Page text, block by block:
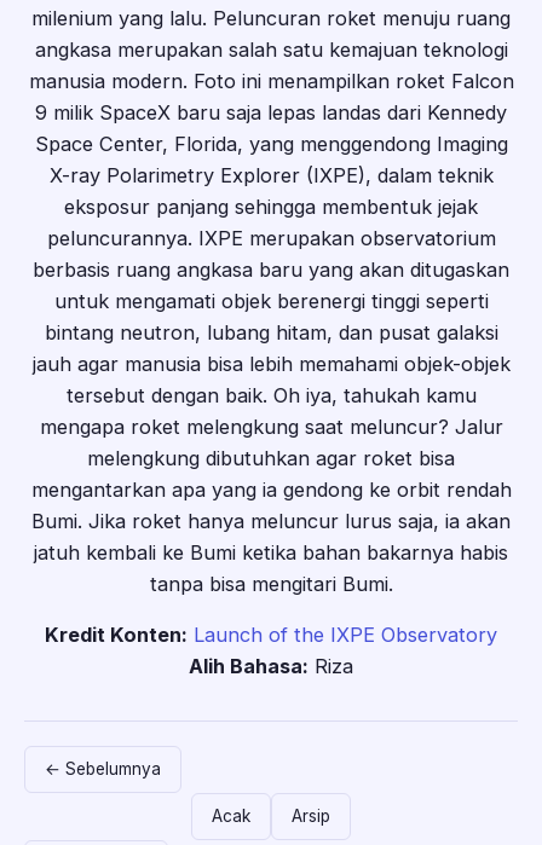
milenium yang lalu. Peluncuran roket menuju ruang
angkasa merupakan salah satu kemajuan teknologi
manusia modern. Foto ini menampilkan roket Falcon
9 milik SpaceX baru saja lepas landas dari Kennedy
Space Center, Florida, yang menggendong Imaging
X-ray Polarimetry Explorer (IXPE), dalam teknik
eksposur panjang sehingga membentuk jejak
peluncurannya. IXPE merupakan observatorium
berbasis ruang angkasa baru yang akan ditugaskan
untuk mengamati objek berenergi tinggi seperti
bintang neutron, lubang hitam, dan pusat galaksi
jauh agar manusia bisa lebih memahami objek-objek
tersebut dengan baik. Oh iya, tahukah kamu
mengapa roket melengkung saat meluncur? Jalur
melengkung dibutuhkan agar roket bisa
mengantarkan apa yang ia gendong ke orbit rendah
Bumi. Jika roket hanya meluncur lurus saja, ia akan
jatuh kembali ke Bumi ketika bahan bakarnya habis
tanpa bisa mengitari Bumi.
Kredit Konten: Launch of the IXPE Observatory
Alih Bahasa: Riza
← Sebelumnya
Acak Arsip